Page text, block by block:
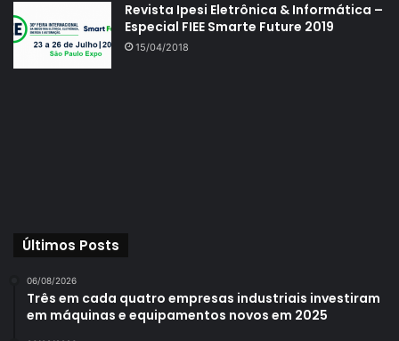
Revista Ipesi Eletrônica & Informática –
Especial FIEE Smarte Future 2019
15/04/2018
Últimos Posts
06/08/2026
Três em cada quatro empresas industriais investiram
em máquinas e equipamentos novos em 2025